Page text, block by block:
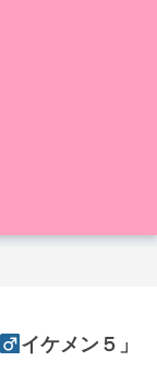
イケメン５」